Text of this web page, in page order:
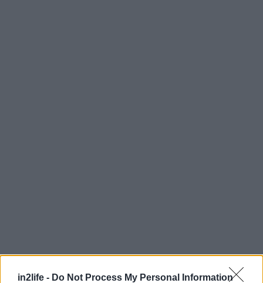
in2life - Do Not Process My Personal Information